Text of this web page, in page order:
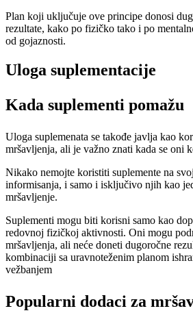
Plan koji uključuje ove principe donosi
rezultate, kako po fizičko tako i po
od gojaznosti.
Uloga suplementacije
Kada suplementi pomažu
Uloga suplemenata se takođe javlja kao
mršavljenja, ali je važno znati kada se oni
Nikako nemojte koristiti suplemente na
informisanja, i samo i isključivo njih kao
mršavljenje.
Suplementi mogu biti korisni samo kao
redovnoj fizičkoj aktivnosti. Oni mogu
mršavljenja, ali neće doneti dugoročne
kombinaciji sa uravnoteženim planom
vežbanjem
Popularni dodaci za